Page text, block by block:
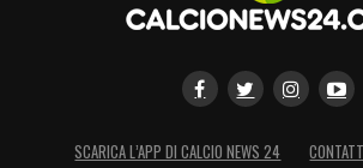
SCARICA L’APP DI CALCIO NEWS 24